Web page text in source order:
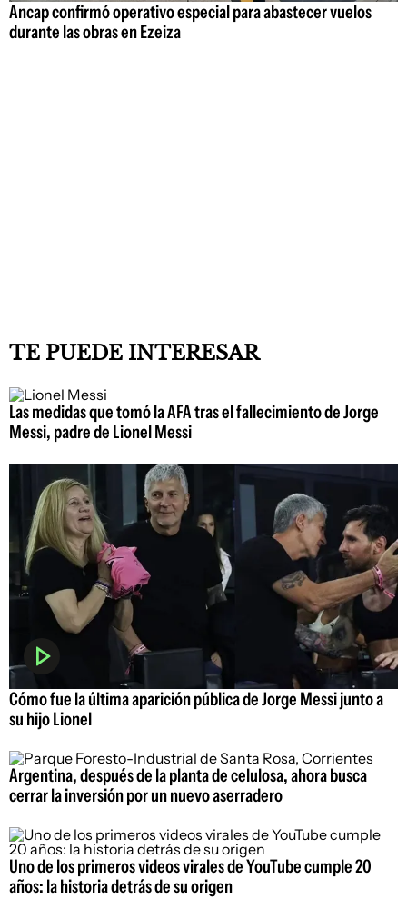
Ancap confirmó operativo especial para abastecer vuelos
durante las obras en Ezeiza
TE PUEDE INTERESAR
Las medidas que tomó la AFA tras el fallecimiento de Jorge
Messi, padre de Lionel Messi
Cómo fue la última aparición pública de Jorge Messi junto a
su hijo Lionel
Argentina, después de la planta de celulosa, ahora busca
cerrar la inversión por un nuevo aserradero
Uno de los primeros videos virales de YouTube cumple 20
años: la historia detrás de su origen